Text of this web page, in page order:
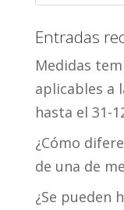
Entradas
Medidas
aplicables a
hasta el 31-
¿Cómo
de una de
¿Se pueden